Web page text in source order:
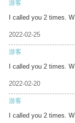
游客
I called you 2 times. W
2022-02-25
游客
I called you 2 times. W
2022-02-20
游客
I called you 2 times. W